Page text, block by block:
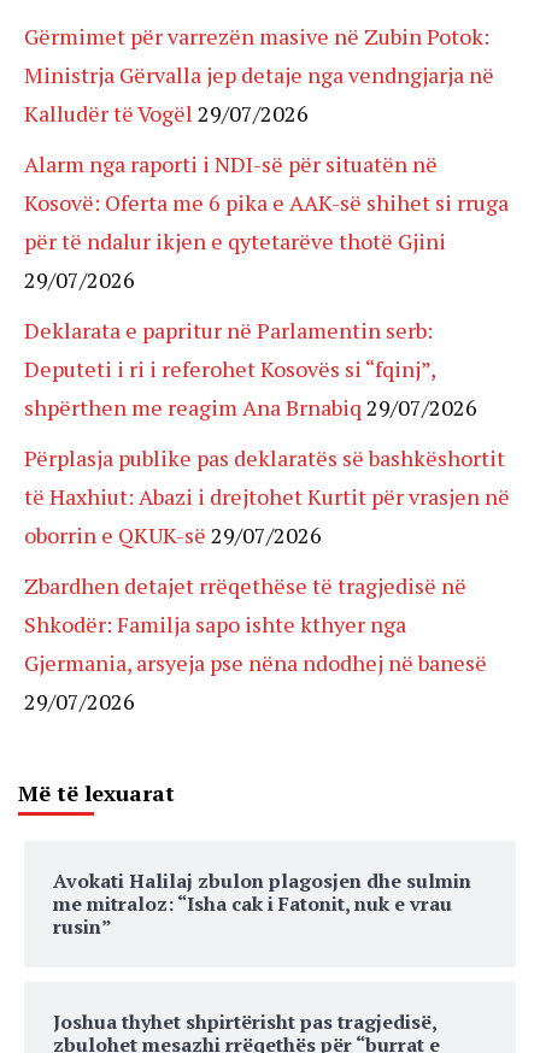
Gërmimet për varrezën masive në Zubin Potok:
Ministrja Gërvalla jep detaje nga vendngjarja në
Kalludër të Vogël 29/07/2026
Alarm nga raporti i NDI-së për situatën në
Kosovë: Oferta me 6 pika e AAK-së shihet si rruga
për të ndalur ikjen e qytetarëve thotë Gjini
29/07/2026
Deklarata e papritur në Parlamentin serb:
Deputeti i ri i referohet Kosovës si “fqinj”,
shpërthen me reagim Ana Brnabiq 29/07/2026
Përplasja publike pas deklaratës së bashkëshortit
të Haxhiut: Abazi i drejtohet Kurtit për vrasjen në
oborrin e QKUK-së 29/07/2026
Zbardhen detajet rrëqethëse të tragjedisë në
Shkodër: Familja sapo ishte kthyer nga
Gjermania, arsyeja pse nëna ndodhej në banesë
29/07/2026
Më të lexuarat
Avokati Halilaj zbulon plagosjen dhe sulmin
me mitraloz: “Isha cak i Fatonit, nuk e vrau
rusin”
Joshua thyhet shpirtërisht pas tragjedisë,
zbulohet mesazhi rrëqethës për “burrat e